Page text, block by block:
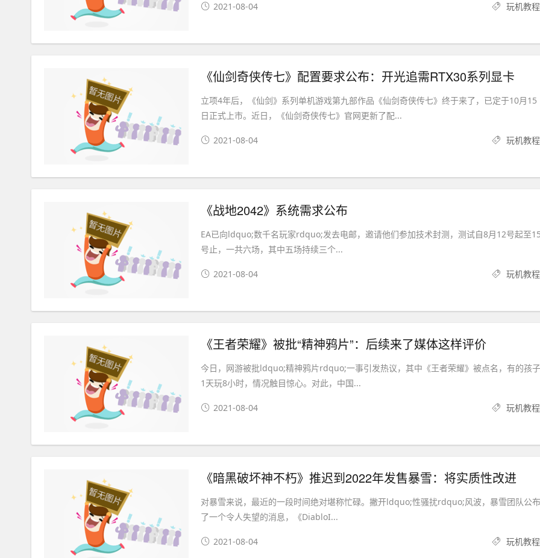
2021-08-04 玩机教程
《仙剑奇侠传七》配置要求公布：开光追需RTX30系列显卡
立项4年后，《仙剑》系列单机游戏第九部作品《仙剑奇侠传七》终于来了，已定于10月15
日正式上市。近日，《仙剑奇侠传七》官网更新了配...
2021-08-04 玩机教程
《战地2042》系统需求公布
EA已向ldquo;数千名玩家rdquo;发去电邮，邀请他们参加技术封测，测试自8月12号起至
号止，一共六场，其中五场持续三个...
2021-08-04 玩机教程
《王者荣耀》被批“精神鸦片”：后续来了媒体这样评价
今日，网游被批ldquo;精神鸦片rdquo;一事引发热议，其中《王者荣耀》被点名，有的孩子
1天玩8小时，情况触目惊心。对此，中国...
2021-08-04 玩机教程
《暗黑破坏神不朽》推迟到2022年发售暴雪：将实质性改进
对暴雪来说，最近的一段时间绝对堪称忙碌。撇开ldquo;性骚扰rdquo;风波，暴雪团队公布
了一个令人失望的消息，《DiabloI...
2021-08-04 玩机教程